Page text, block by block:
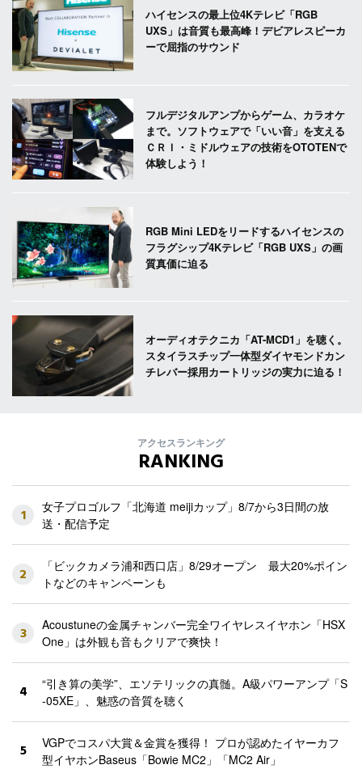
ハイセンスの最上位4Kテレビ「RGB
UXS」は音質も最高峰！デビアレスピーカ
ーで屈指のサウンド
フルデジタルアンプからゲーム、カラオケ
まで。ソフトウェアで「いい音」を支える
ＣＲＩ・ミドルウェアの技術をOTOTENで
体験しよう！
RGB Mini LEDをリードするハイセンスの
フラグシップ4Kテレビ「RGB UXS」の画
質真価に迫る
オーディオテクニカ「AT-MCD1」を聴く。
スタイラスチップ一体型ダイヤモンドカン
チレバー採用カートリッジの実力に迫る！
アクセスランキング
RANKING
1
女子プロゴルフ「北海道 meijiカップ」8/7から3日間の放
送・配信予定
2
「ビックカメラ浦和西口店」8/29オープン 最大20%ポイン
トなどのキャンペーンも
3
Acoustuneの金属チャンバー完全ワイヤレスイヤホン「HSX
One」は外観も音もクリアで爽快！
4
“引き算の美学”、エソテリックの真髄。A級パワーアンプ「S
-05XE」、魅惑の音質を聴く
5
VGPでコスパ大賞＆金賞を獲得！ プロが認めたイヤーカフ
型イヤホンBaseus「Bowie MC2」「MC2 Air」